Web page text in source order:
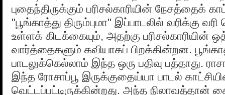
புதைந்திருக்கும் பரிசல்காரியின் நேசத்தைக்
"பூங்காத்து திரும்புமா" இப்பாடலில் வரிக்கு
உள்ளக் கிடக்கையும், அதற்கு பரிசல்காரியின்
வார்த்தைகளும் கவியாகப் பிறக்கின்றன.
பாடலுக்கெல்லாம் இந்த ஒரு பதிவு பத்தாது.
இந்த ரோசாப்பூ இருக்குதைய்யா பாடல்
வெட்டப்பட்டிருக்கின்றது. அந்த நிலாவத்தான்